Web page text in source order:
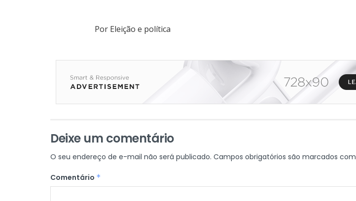
Por Eleição e política
Deixe um comentário
O seu endereço de e-mail não será publicado. Campos obrigatórios são marcados com
Comentário *